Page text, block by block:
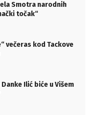
Smotra narodnih
točak“
večeras kod Tackove
Ilić biće u Višem